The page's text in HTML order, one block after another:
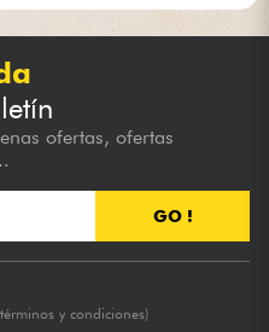
ofertas, ofertas
GO !
y condiciones)